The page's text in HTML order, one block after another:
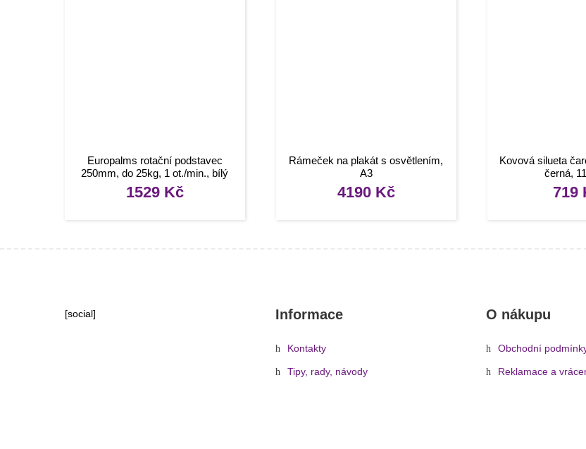
Europalms rotační podstavec
250mm, do 25kg, 1 ot./min., bílý
1529 Kč
Rámeček na plakát s osvětlením,
A3
4190 Kč
Kovová silueta
černá,
719
[social] Informace
Kontakty
Tipy, rady, návody
O nákupu
Obchodní
Reklamace a